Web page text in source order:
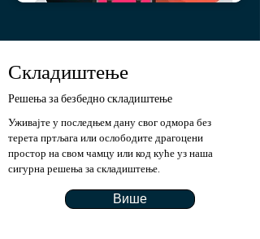
Складиштење
Решења за безбедно складиштење
Уживајте у последњем дану свог одмора без
терета пртљага или ослободите драгоцени
простор на свом чамцу или код куће уз наша
сигурна решења за складиштење.
Више